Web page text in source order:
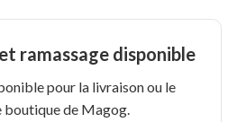
ramassage disponible
pour la livraison ou le
boutique de Magog.